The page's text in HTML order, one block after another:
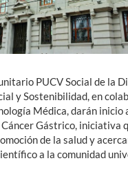
PUCV Social de la
y Sostenibilidad, en
Médica, darán inicio
Gástrico, iniciativa
de la salud y
a la comunidad